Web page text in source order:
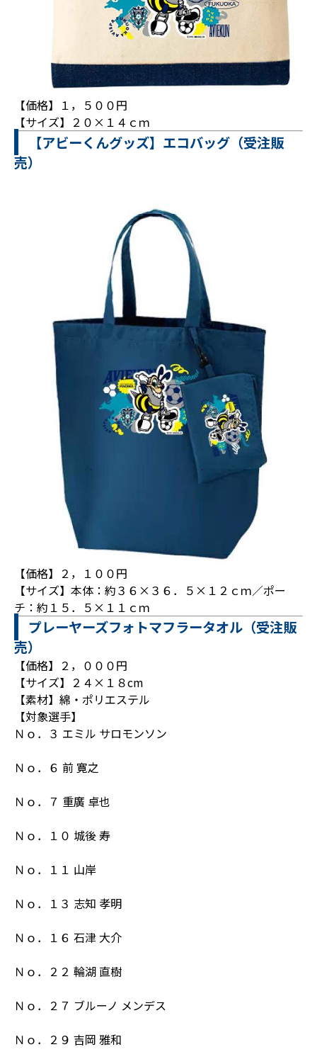
【価格】１，５００円
【サイズ】２０×１４ｃｍ
【アビーくんグッズ】エコバッグ（受注販
売）
【価格】２，１００円
【サイズ】本体：約３６×３６．５×１２ｃｍ／ポー
チ：約１５．５×１１ｃｍ
プレーヤーズフォトマフラータオル（受注販
売）
【価格】２，０００円
【サイズ】２４×１８cm
【素材】綿・ポリエステル
【対象選手】
Ｎｏ．３ エミル サロモンソン
Ｎｏ．６ 前 寛之
Ｎｏ．７ 重廣 卓也
Ｎｏ．１０ 城後 寿
Ｎｏ．１１ 山岸
Ｎｏ．１３ 志知 孝明
Ｎｏ．１６ 石津 大介
Ｎｏ．２２ 輪湖 直樹
Ｎｏ．２７ ブルーノ メンデス
Ｎｏ．２９ 吉岡 雅和